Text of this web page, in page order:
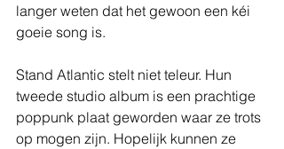
langer weten dat het gewoon een kéi
goeie song is.
Stand Atlantic stelt niet teleur. Hun
tweede studio album is een prachtige
poppunk plaat geworden waar ze trots
op mogen zijn. Hopelijk kunnen ze